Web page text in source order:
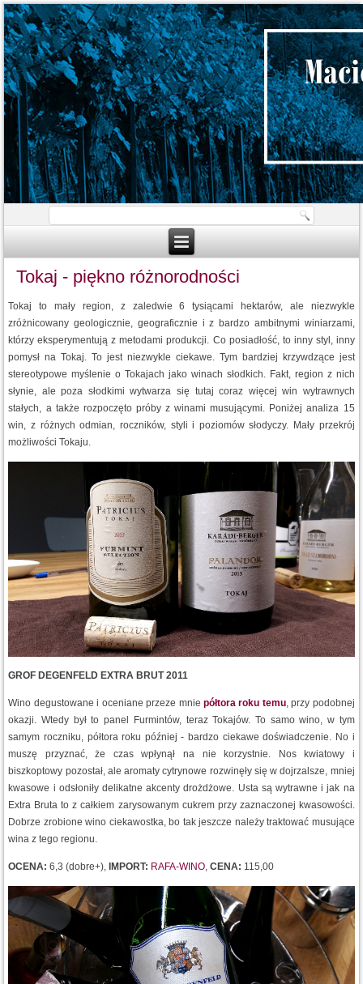
Tokaj - piękno różnorodności
Tokaj to mały region, z zaledwie 6 tysiącami hektarów, ale niezwykle
zróżnicowany geologicznie, geograficznie i z bardzo ambitnymi winiarzami,
którzy eksperymentują z metodami produkcji. Co posiadłość, to inny styl, inny
pomysł na Tokaj. To jest niezwykle ciekawe. Tym bardziej krzywdzące jest
stereotypowe myślenie o Tokajach jako winach słodkich. Fakt, region z nich
słynie, ale poza słodkimi wytwarza się tutaj coraz więcej win wytrawnych
stałych, a także rozpoczęto próby z winami musującymi. Poniżej analiza 15
win, z różnych odmian, roczników, styli i poziomów słodyczy. Mały przekrój
możliwości Tokaju.
GROF DEGENFELD EXTRA BRUT 2011
Wino degustowane i oceniane przeze mnie półtora roku temu, przy podobnej
okazji. Wtedy był to panel Furmintów, teraz Tokajów. To samo wino, w tym
samym roczniku, półtora roku później - bardzo ciekawe doświadczenie. No i
muszę przyznać, że czas wpłynął na nie korzystnie. Nos kwiatowy i
biszkoptowy pozostał, ale aromaty cytrynowe rozwinęły się w dojrzalsze, mniej
kwasowe i odsłoniły delikatne akcenty drożdżowe. Usta są wytrawne i jak na
Extra Bruta to z całkiem zarysowanym cukrem przy zaznaczonej kwasowości.
Dobrze zrobione wino ciekawostka, bo tak jeszcze należy traktować musujące
wina z tego regionu.
OCENA: 6,3 (dobre+),IMPORT: RAFA-WINO ,CENA: 115,00